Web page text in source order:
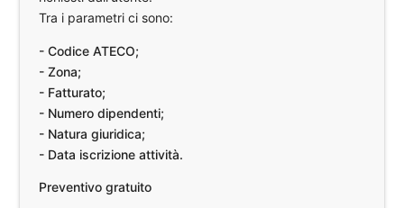
Tra i parametri ci sono:
- Codice ATECO;
- Zona;
- Fatturato;
- Numero dipendenti;
- Natura giuridica;
- Data iscrizione attività.
Preventivo gratuito